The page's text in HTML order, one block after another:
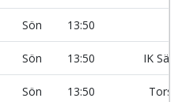
Sön 13:50
Sön 13:50 IK
Sön 13:50